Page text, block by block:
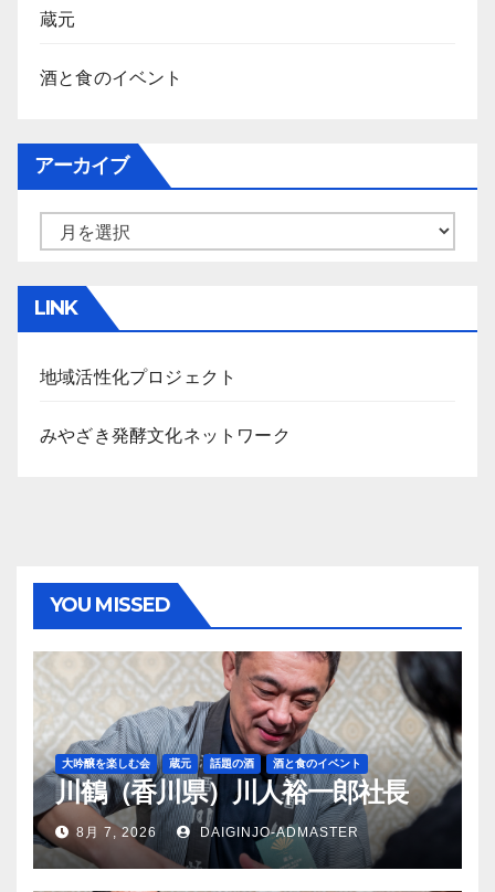
蔵元
酒と食のイベント
アーカイブ
LINK
地域活性化プロジェクト
みやざき発酵文化ネットワーク
YOU MISSED
大吟醸を楽しむ会 蔵元 話題の酒 酒と食のイベント
川鶴（香川県）川人裕一郎社長
8月 7, 2026 DAIGINJO-ADMASTER